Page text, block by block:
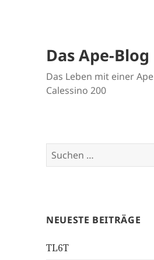
Das Ape-Blog
Das Leben mit einer Ape
Calessino 200
Suche
nach:
NEUESTE BEITRÄGE
TL6T